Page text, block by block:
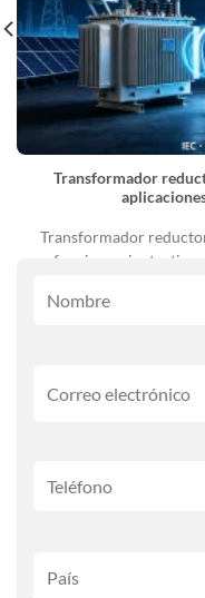
Transformador
Transformador
funcionamiento,